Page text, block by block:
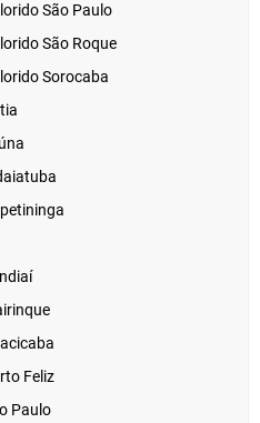
São Paulo
São Roque
Sorocaba
Feliz
Paulo